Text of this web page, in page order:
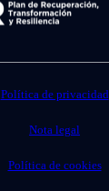
Política de privacidad
Nota legal
Política de cookies